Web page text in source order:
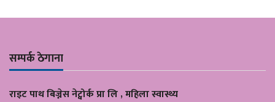
सम्पर्क ठेगाना
राइट पाथ बिज्नेस नेट्वोर्क प्रा लि , महिला स्वास्थ्य